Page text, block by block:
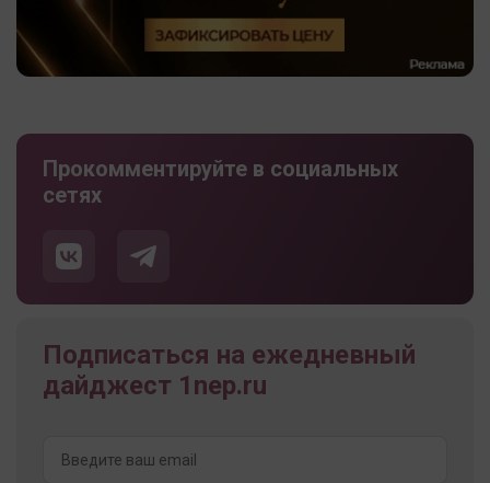
Прокомментируйте в социальных
сетях
Подписаться на ежедневный
дайджест 1nep.ru